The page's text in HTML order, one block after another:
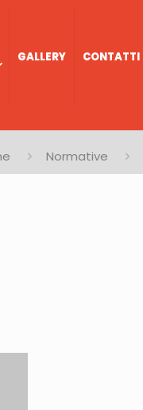
GALLERY CONTATTI
Normative